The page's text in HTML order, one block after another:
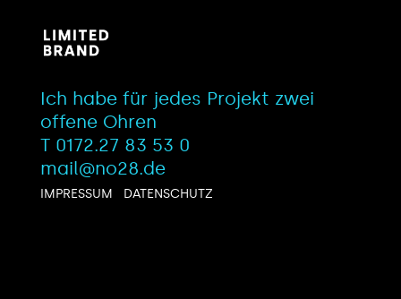
Ich habe für jedes Projekt zwei
offene Ohren
T 0172.27 83 53 0
mail@no28.de
IMPRESSUM DATENSCHUTZ